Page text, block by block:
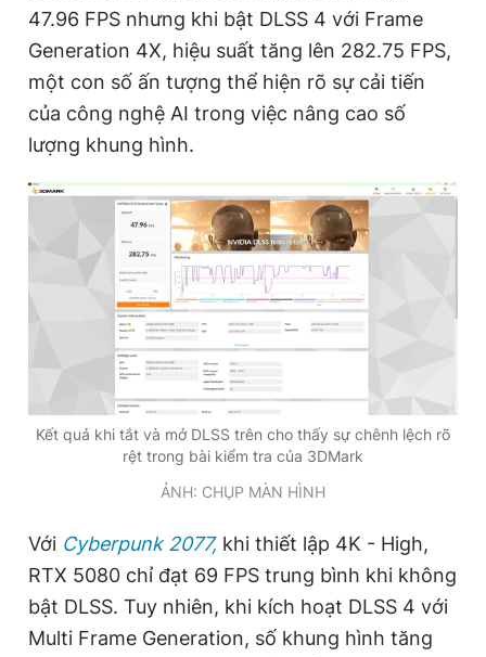
47.96 FPS nhưng khi bật DLSS 4 với Frame
Generation 4X, hiệu suất tăng lên 282.75 FPS,
một con số ấn tượng thể hiện rõ sự cải tiến
của công nghệ AI trong việc nâng cao số
lượng khung hình.
Kết quả khi tắt và mở DLSS trên cho thấy sự chênh lệch rõ
rệt trong bài kiểm tra của 3DMark
ẢNH: CHỤP MÀN HÌNH
Với Cyberpunk 2077, khi thiết lập 4K - High,
RTX 5080 chỉ đạt 69 FPS trung bình khi không
bật DLSS. Tuy nhiên, khi kích hoạt DLSS 4 với
Multi Frame Generation, số khung hình tăng